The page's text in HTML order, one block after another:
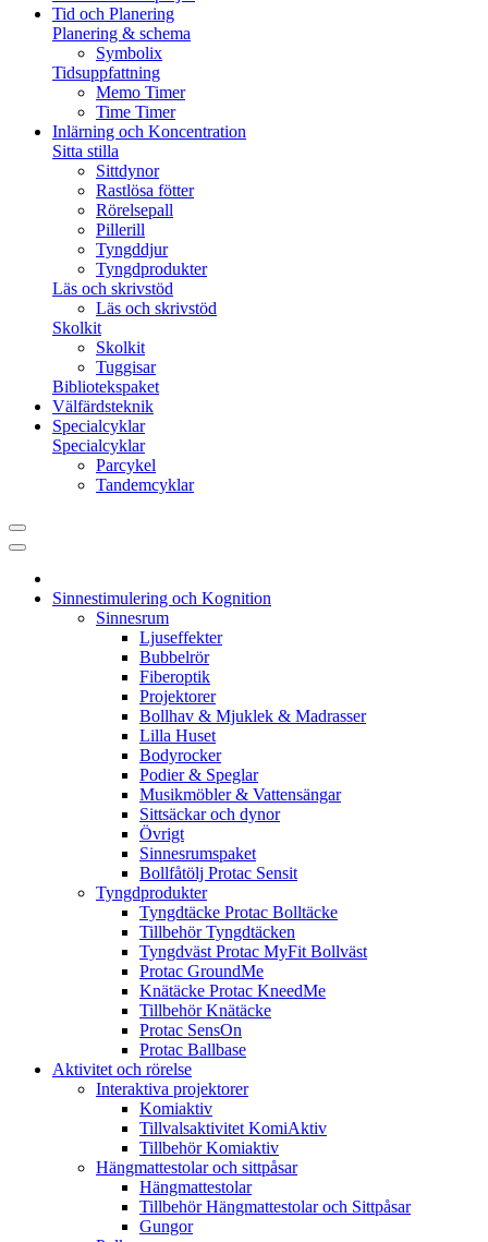
Tid och Planering
Planering & schema
Symbolix
Tidsuppfattning
Memo Timer
Time Timer
Inlärning och Koncentration
Sitta stilla
Sittdynor
Rastlösa fötter
Rörelsepall
Pillerill
Tyngddjur
Tyngdprodukter
Läs och skrivstöd
Läs och skrivstöd
Skolkit
Skolkit
Tuggisar
Bibliotekspaket
Välfärdsteknik
Specialcyklar
Specialcyklar
Parcykel
Tandemcyklar
Sinnestimulering och Kognition
Sinnesrum
Ljuseffekter
Bubbelrör
Fiberoptik
Projektorer
Bollhav & Mjuklek & Madrasser
Lilla Huset
Bodyrocker
Podier & Speglar
Musikmöbler & Vattensängar
Sittsäckar och dynor
Övrigt
Sinnesrumspaket
Bollfåtölj Protac Sensit
Tyngdprodukter
Tyngdtäcke Protac Bolltäcke
Tillbehör Tyngdtäcken
Tyngdväst Protac MyFit Bollväst
Protac GroundMe
Knätäcke Protac KneedMe
Tillbehör Knätäcke
Protac SensOn
Protac Ballbase
Aktivitet och rörelse
Interaktiva projektorer
Komiaktiv
Tillvalsaktivitet KomiAktiv
Tillbehör Komiaktiv
Hängmattestolar och sittpåsar
Hängmattestolar
Tillbehör Hängmattestolar och Sittpåsar
Gungor